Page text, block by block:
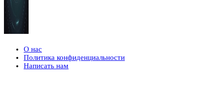
О нас
Политика конфиденциальности
Написать нам